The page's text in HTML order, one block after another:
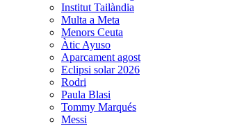
Institut Tailàndia
Multa a Meta
Menors Ceuta
Àtic Ayuso
Aparcament agost
Eclipsi solar 2026
Rodri
Paula Blasi
Tommy Marqués
Messi